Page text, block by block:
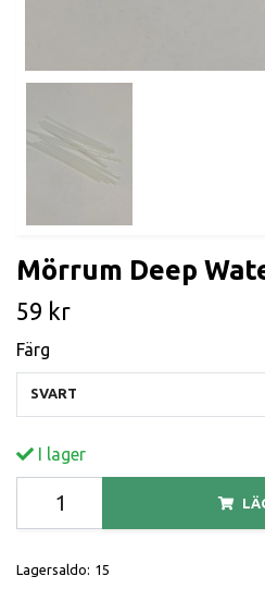
Mörrum Deep
59 kr
Färg
SVART
I lager
Lagersaldo: 15